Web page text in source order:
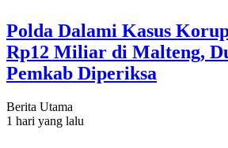
Polda Dalami Kasus
Rp12 Miliar di Malteng,
Pemkab Diperiksa
Berita Utama
1 hari yang lalu